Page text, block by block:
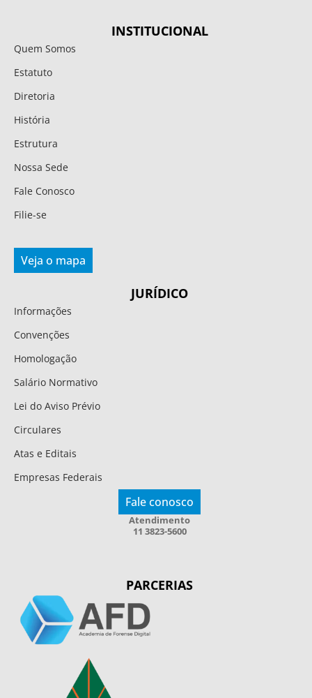
INSTITUCIONAL
Quem Somos
Estatuto
Diretoria
História
Estrutura
Nossa Sede
Fale Conosco
Filie-se
Veja o mapa
JURÍDICO
Informações
Convenções
Homologação
Salário Normativo
Lei do Aviso Prévio
Circulares
Atas e Editais
Empresas Federais
Fale conosco
Atendimento
11 3823-5600
PARCERIAS